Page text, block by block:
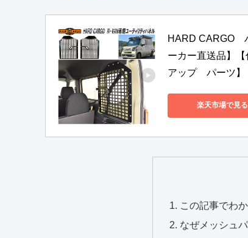
HARD CARGO　
ーカー直送品】
アップ　パーツ】
楽天市場で見る
この記事でわ
なぜメッシュ